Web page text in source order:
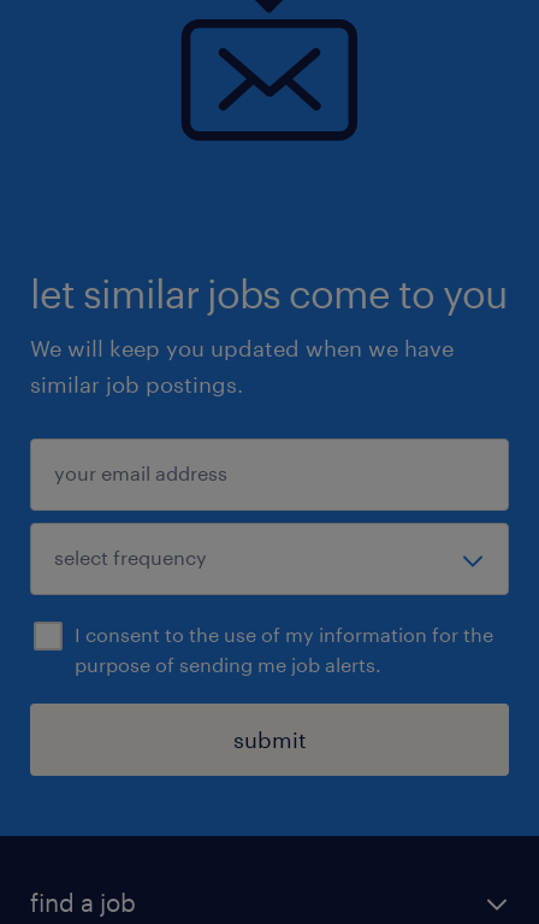
let similar jobs come to you
We will keep you updated when we have
similar job postings.
I consent to the use of my information for the
purpose of sending me job alerts.
submit
find a job